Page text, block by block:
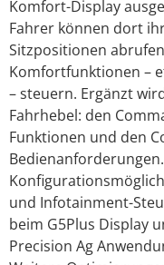
Komfort-Display
Fahrer können dort
Sitzpositionen
Komfortfunktionen –
– steuern. Ergänzt
Fahrhebel: den
Funktionen und den
und Infotainment-
beim G5Plus Display
Precision Ag